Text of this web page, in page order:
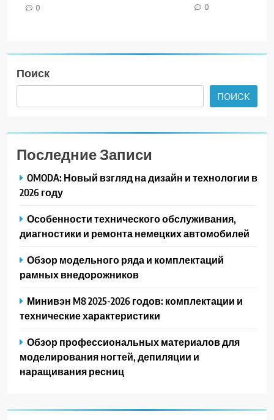
0 0
Поиск
ПОИСК
Последние Записи
OMODA: Новый взгляд на дизайн и технологии в
2026 году
Особенности технического обслуживания,
диагностики и ремонта немецких автомобилей
Обзор модельного ряда и комплектаций
рамных внедорожников
Минивэн M8 2025-2026 годов: комплектации и
технические характеристики
Обзор профессиональных материалов для
моделирования ногтей, депиляции и
наращивания ресниц